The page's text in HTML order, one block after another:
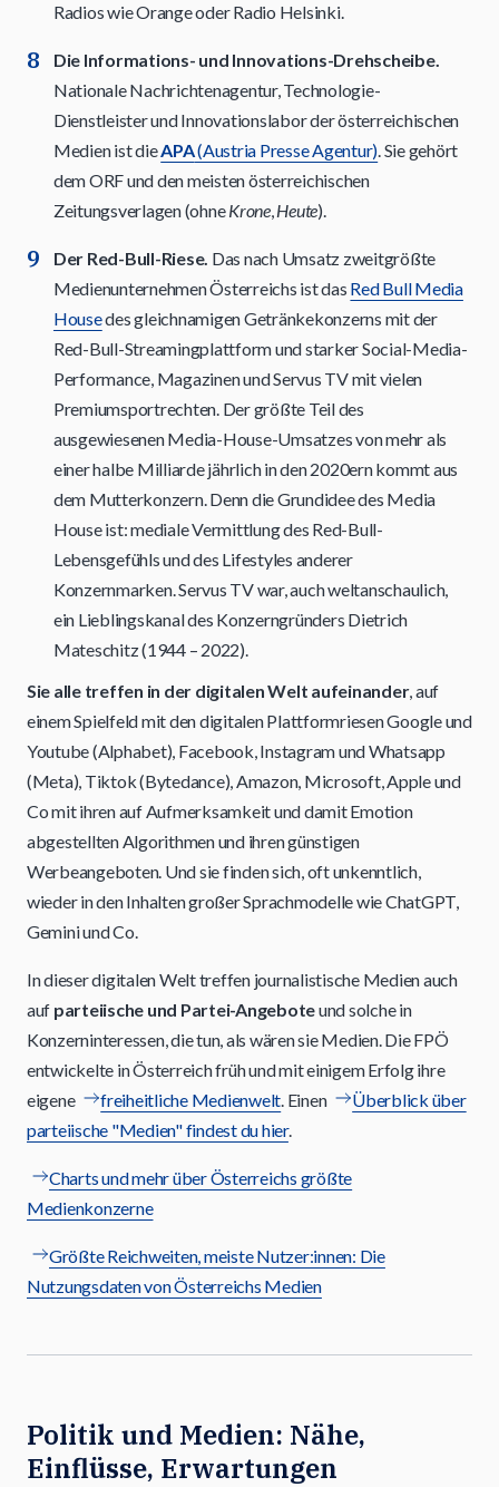
Radios wie Orange oder Radio Helsinki.
Die Informations- und Innovations-Drehscheibe.
Nationale Nachrichtenagentur, Technologie-
Dienstleister und Innovationslabor der österreichischen
Medien ist dieAPA(Austria Presse Agentur). Sie gehört
dem ORF und den meisten österreichischen
Zeitungsverlagen (ohneKrone,Heute).
Der Red-Bull-Riese. Das nach Umsatz zweitgrößte
Medienunternehmen Österreichs ist das Red Bull Media
Housedes gleichnamigen Getränkekonzerns mit der
Red-Bull-Streamingplattform und starker Social-Media-
Performance, Magazinen und Servus TV mit vielen
Premiumsportrechten. Der größte Teil des
ausgewiesenen Media-House-Umsatzes von mehr als
einer halbe Milliarde jährlich in den 2020ern kommt aus
dem Mutterkonzern. Denn die Grundidee des Media
House ist: mediale Vermittlung des Red-Bull-
Lebensgefühls und des Lifestyles anderer
Konzernmarken. Servus TV war, auch weltanschaulich,
ein Lieblingskanal des Konzerngründers Dietrich
Mateschitz (1944 – 2022).
Sie alle treffen in der digitalen Welt aufeinander, auf
einem Spielfeld mit den digitalen Plattformriesen Google und
Youtube (Alphabet), Facebook, Instagram und Whatsapp
(Meta), Tiktok (Bytedance), Amazon, Microsoft, Apple und
Co mit ihren auf Aufmerksamkeit und damit Emotion
abgestellten Algorithmen und ihren günstigen
Werbeangeboten. Und sie finden sich, oft unkenntlich,
wieder in den Inhalten großer Sprachmodelle wie ChatGPT,
Gemini und Co.
In dieser digitalen Welt treffen journalistische Medien auch
auf parteiische und Partei-Angeboteund solche in
Konzerninteressen, die tun, als wären sie Medien. Die FPÖ
entwickelte in Österreich früh und mit einigem Erfolg ihre
eigene
freiheitliche Medienwelt. Einen
Überblick über
parteiische "Medien" findest du hier.
Charts und mehr über Österreichs größte
Medienkonzerne
Größte Reichweiten, meiste Nutzer:innen: Die
Nutzungsdaten von Österreichs Medien
Politik und Medien: Nähe,
Einflüsse, Erwartungen